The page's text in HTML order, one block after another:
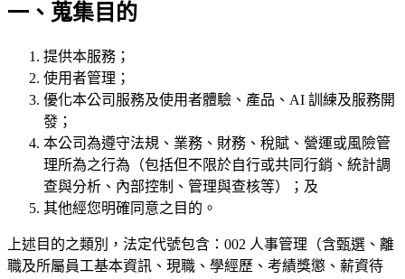
一、蒐集目的
提供本服務；
使用者管理；
優化本公司服務及使用者體驗、產品、AI 訓練及服務開
發；
本公司為遵守法規、業務、財務、稅賦、營運或風險管
理所為之行為（包括但不限於自行或共同行銷、統計調
查與分析、內部控制、管理與查核等）；及
其他經您明確同意之目的。
上述目的之類別，法定代號包含：002 人事管理（含甄選、離
職及所屬員工基本資訊、現職、學經歷、考績獎懲、薪資待